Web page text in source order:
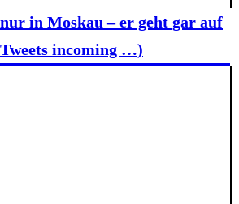
in Moskau – er geht gar auf
incoming …)